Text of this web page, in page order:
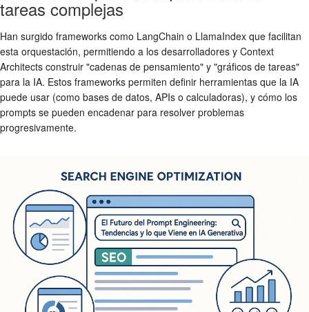
tareas complejas
Han surgido frameworks como LangChain o LlamaIndex que facilitan
esta orquestación, permitiendo a los desarrolladores y Context
Architects construir "cadenas de pensamiento" y "gráficos de tareas"
para la IA. Estos frameworks permiten definir herramientas que la IA
puede usar (como bases de datos, APIs o calculadoras), y cómo los
prompts se pueden encadenar para resolver problemas
progresivamente.